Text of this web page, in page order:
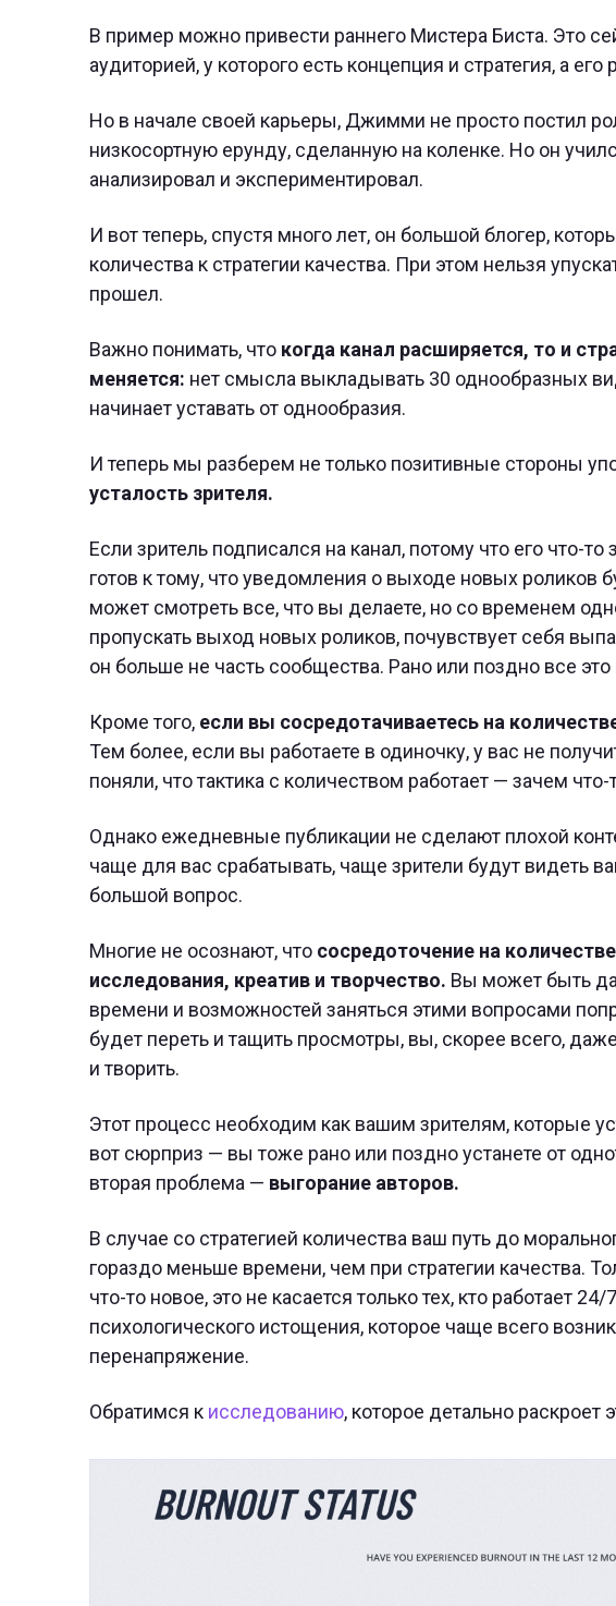
В пример можно привести раннего Мистера Биста. Это
аудиторией, у которого есть концепция и стратегия, а
Но в начале своей карьеры, Джимми не просто постил
низкосортную ерунду, сделанную на коленке. Но он
анализировал и экспериментировал.
И вот теперь, спустя много лет, он большой блогер,
количества к стратегии качества. При этом нельзя
прошел.
Важно понимать, что когда канал расширяется, то и
меняется: нет смысла выкладывать 30 однообразных
начинает уставать от однообразия.
И теперь мы разберем не только позитивные стороны
усталость зрителя.
Если зритель подписался на канал, потому что его что-
готов к тому, что уведомления о выходе новых роликов
может смотреть все, что вы делаете, но со временем
пропускать выход новых роликов, почувствует себя
он больше не часть сообщества. Рано или поздно все это
Кроме того, если вы сосредотачиваетесь на
Тем более, если вы работаете в одиночку, у вас не
поняли, что тактика с количеством работает — зачем что-
Однако ежедневные публикации не сделают плохой
чаще для вас срабатывать, чаще зрители будут видеть
большой вопрос.
Многие не осознают, что сосредоточение на
исследования, креатив и творчество. Вы может быть
времени и возможностей заняться этими вопросами
будет переть и тащить просмотры, вы, скорее всего,
и творить.
Этот процесс необходим как вашим зрителям, которые
вот сюрприз — вы тоже рано или поздно устанете от
вторая проблема — выгорание авторов.
В случае со стратегией количества ваш путь до
гораздо меньше времени, чем при стратегии качества.
что-то новое, это не касается только тех, кто работает
психологического истощения, которое чаще всего
перенапряжение.
Обратимся к исследованию, которое детально раскроет